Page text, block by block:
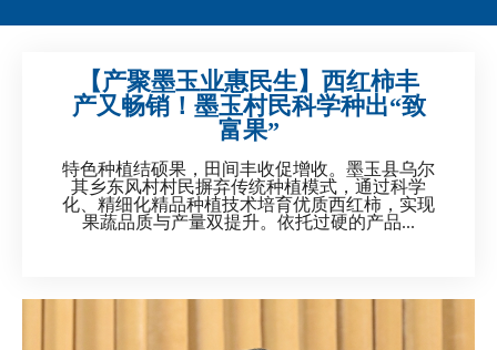
【产聚墨玉业惠民生】西红柿丰
产又畅销！墨玉村民科学种出“致
富果”
特色种植结硕果，田间丰收促增收。墨玉县乌尔
其乡东风村村民摒弃传统种植模式，通过科学
化、精细化精品种植技术培育优质西红柿，实现
果蔬品质与产量双提升。依托过硬的产品...